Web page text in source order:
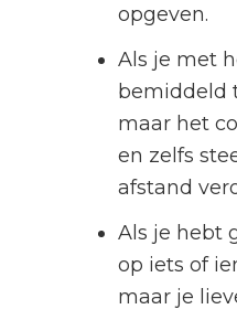
opgeven.
Als je met
bemiddeld
maar het
en zelfs
afstand
Als je hebt
op iets of
maar je